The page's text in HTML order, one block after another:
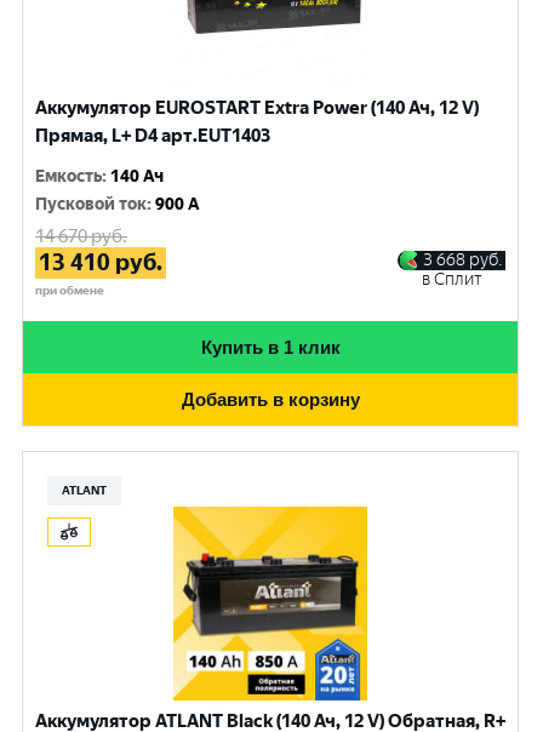
Аккумулятор EUROSTART Extra Power (140 Ач, 12 V)
Прямая, L+ D4 арт.EUT1403
Емкость: 140 Ач
Пусковой ток:900 A
14 670руб.
13 410 руб.
при обмене
3 668 руб.
в Сплит
Купить в 1 клик
Добавить в корзину
ATLANT
Аккумулятор ATLANT Black (140 Ач, 12 V) Обратная, R+